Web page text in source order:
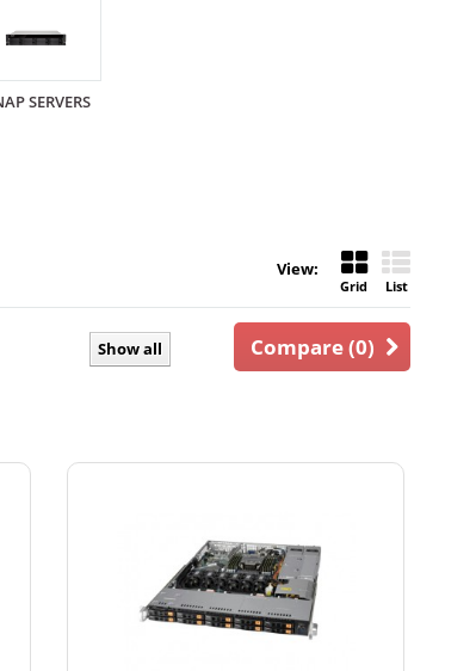
SERVERS
View:
Grid List
Compare (0)
Show all